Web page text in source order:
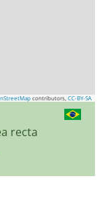
contributors, CC-BY-SA
recta